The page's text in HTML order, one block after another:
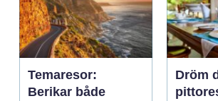
Temaresor:
Berikar både
Dröm